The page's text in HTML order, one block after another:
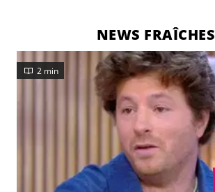
NEWS FRAÎCHES
2 min